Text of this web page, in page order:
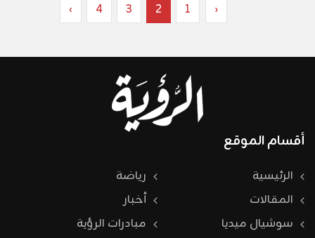
‹
1
2
3
4
›
أقسام الموقع
الرئيسية
رياضة
المقالات
أخبار
سوشيال ميديا
مبادرات الرؤية